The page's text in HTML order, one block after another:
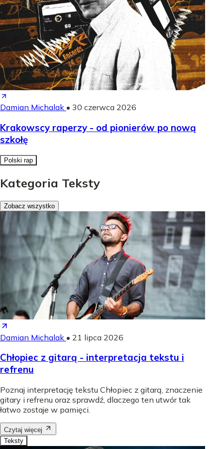
Damian Michalak • 30 czerwca 2026
Krakowscy raperzy - od pionierów po nową
szkołę
Polski rap
Kategoria Teksty
Zobacz wszystko
Damian Michalak • 21 lipca 2026
Chłopiec z gitarą - interpretacja tekstu i
refrenu
Poznaj interpretację tekstu Chłopiec z gitarą, znaczenie
gitary i refrenu oraz sprawdź, dlaczego ten utwór tak
łatwo zostaje w pamięci.
Czytaj więcej
Teksty